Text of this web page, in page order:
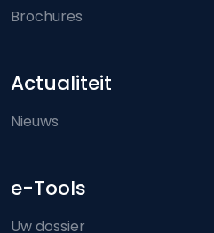
Brochures
Actualiteit
Nieuws
e-Tools
Uw dossier